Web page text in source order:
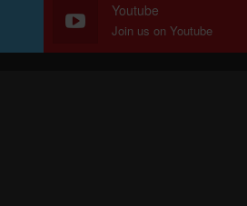
Youtube
Join us on Youtube